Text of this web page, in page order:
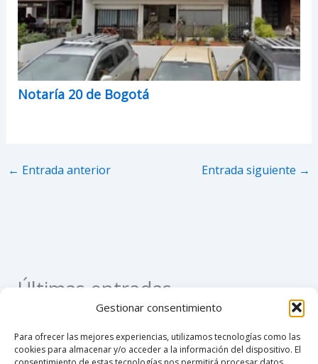
Gestionar consentimiento
Para ofrecer las mejores experiencias, utilizamos tecnologías como las
cookies para almacenar y/o acceder a la información del dispositivo. El
Notaría 20 de Bogotá
← Entrada anterior Entrada siguiente →
Últimas entradas
Como apostillar un registro civil de nacimiento en
Colombia